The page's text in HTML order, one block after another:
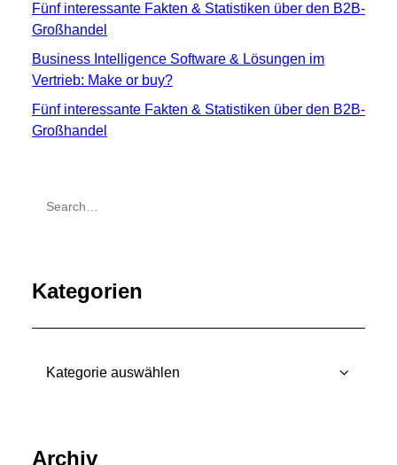
Fünf interessante Fakten & Statistiken über den B2B-
Großhandel
Business Intelligence Software & Lösungen im
Vertrieb: Make or buy?
Fünf interessante Fakten & Statistiken über den B2B-
Großhandel
Kategorien
Kategorien
Archiv